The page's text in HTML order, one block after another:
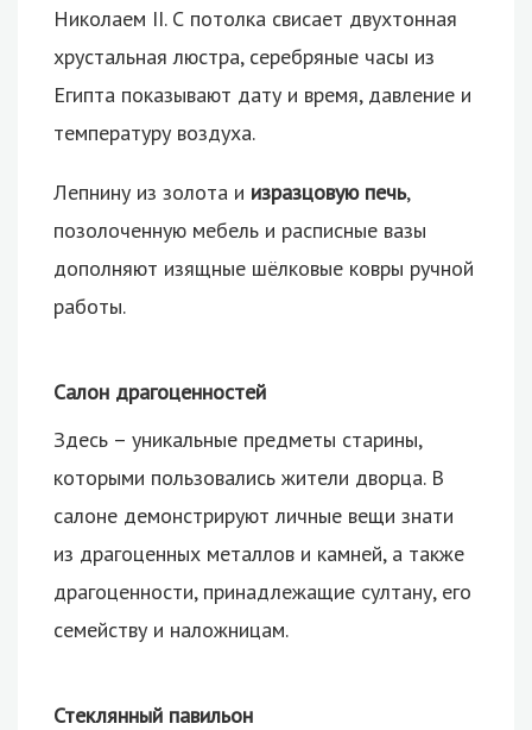
Николаем II. С потолка свисает двухтонная
хрустальная люстра, серебряные часы из
Египта показывают дату и время, давление и
температуру воздуха.
Лепнину из золота и изразцовую печь,
позолоченную мебель и расписные вазы
дополняют изящные шёлковые ковры ручной
работы.
Салон драгоценностей
Здесь – уникальные предметы старины,
которыми пользовались жители дворца. В
салоне демонстрируют личные вещи знати
из драгоценных металлов и камней, а также
драгоценности, принадлежащие султану, его
семейству и наложницам.
Стеклянный павильон